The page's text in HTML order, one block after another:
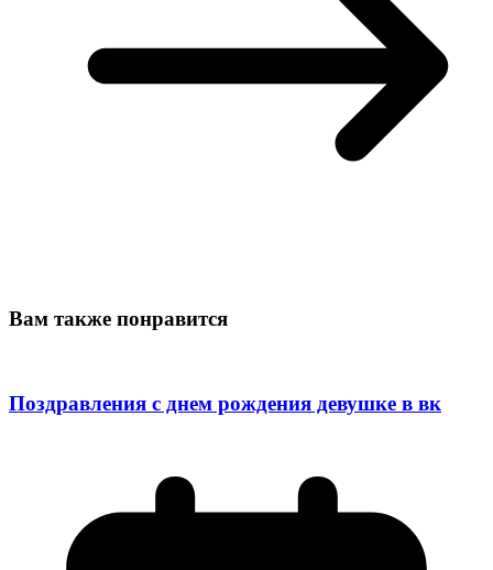
Вам также понравится
Поздравления с днем рождения девушке в вк